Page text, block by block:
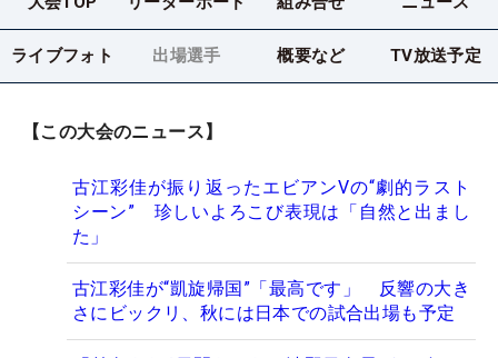
ライブフォト 出場選手 概要など TV放送予定
【この大会のニュース】
古江彩佳が振り返ったエビアンVの“劇的ラスト
シーン” 珍しいよろこび表現は「自然と出まし
た」
古江彩佳が“凱旋帰国”「最高です」 反響の大き
さにビックリ、秋には日本での試合出場も予定